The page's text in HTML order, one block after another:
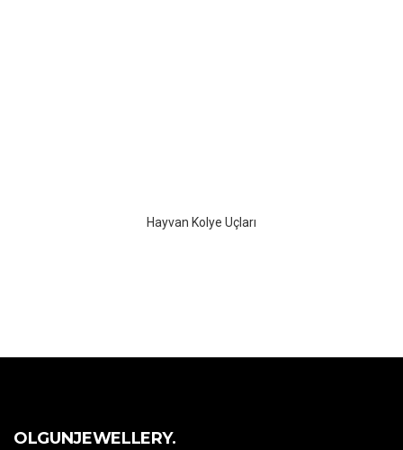
Hayvan Kolye Uçları
OLGUNJEWELLERY.